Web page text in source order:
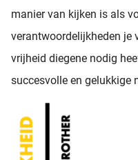
manier van kijken is als
verantwoordelijkheden je
vrijheid diegene nodig
succesvolle en gelukkige